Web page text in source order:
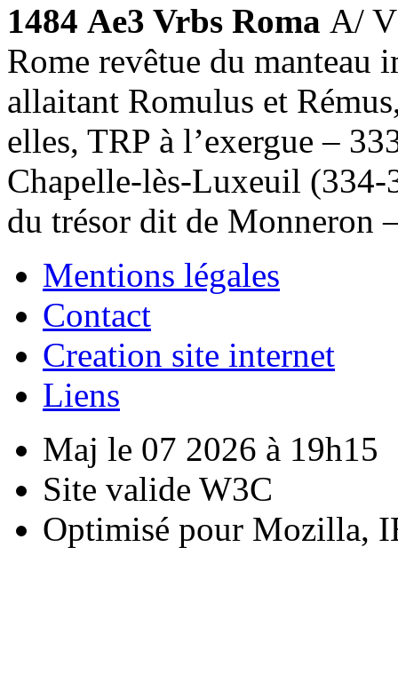
1484 Ae3 Vrbs Roma A/
Rome revêtue du
allaitant Romulus et
elles, TRP à l’exergue –
Chapelle-lès-Luxeuil (334-
du trésor dit de Monneron
Mentions légales
Contact
Creation site internet
Liens
Maj le 07 2026 à 19h15
Site valide W3C
Optimisé pour Mozilla,